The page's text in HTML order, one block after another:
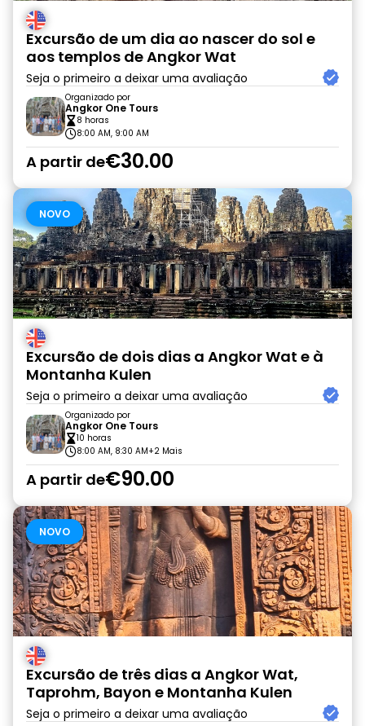
Excursão de um dia ao nascer do sol e
aos templos de Angkor Wat
Seja o primeiro a deixar uma avaliação
Organizado por
Angkor One Tours
8 horas
8:00 AM, 9:00 AM
A partir de€30.00
NOVO
Excursão de dois dias a Angkor Wat e à
Montanha Kulen
Seja o primeiro a deixar uma avaliação
Organizado por
Angkor One Tours
10 horas
8:00 AM, 8:30 AM+2 Mais
A partir de€90.00
NOVO
Excursão de três dias a Angkor Wat,
Taprohm, Bayon e Montanha Kulen
Seja o primeiro a deixar uma avaliação